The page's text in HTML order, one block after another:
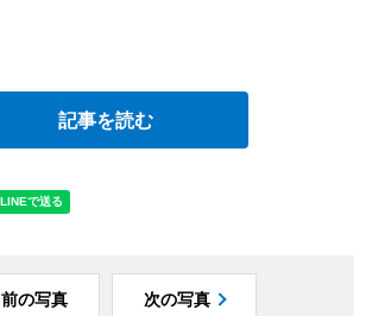
記事を読む
前の写真 次の写真